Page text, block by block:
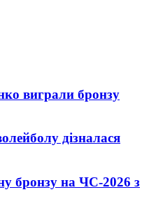
виграли бронзу
дізналася
бронзу на ЧС-2026 з